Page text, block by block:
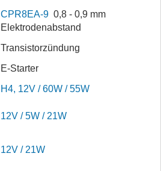
CPR8EA-9 0,8 - 0,9 mm
Elektroden­abstand
Transistor­zündung
E-Starter
H4, 12V / 60W / 55W
12V / 5W / 21W
12V / 21W